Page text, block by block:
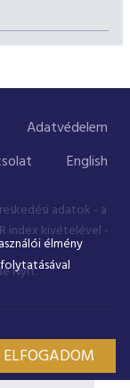
Adatvédelem
English
adatok - a
index kivételével -
Nyrt.
élmény
ELFOGADOM